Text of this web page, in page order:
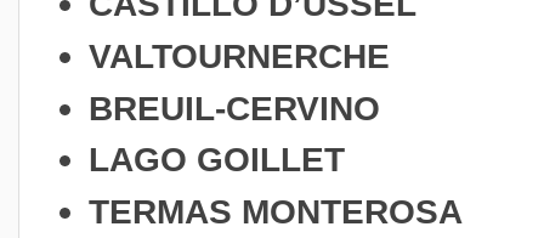
VALTOURNERCHE
BREUIL-CERVINO
LAGO GOILLET
TERMAS MONTEROSA